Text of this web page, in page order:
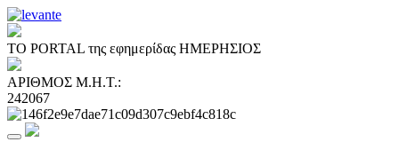
ΤΟ PORTAL της εφημερίδας ΗΜΕΡΗΣΙΟΣ
ΑΡΙΘΜΟΣ Μ.Η.Τ.:
242067